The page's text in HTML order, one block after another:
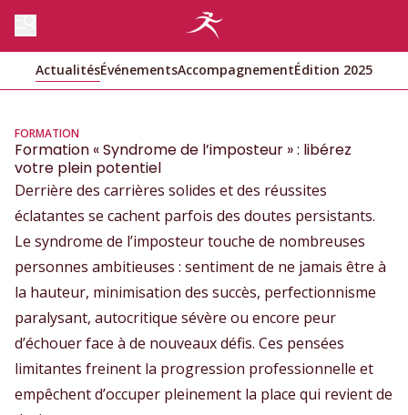
ActualitésÉvénementsAccompagnementÉdition 2025
FORMATION
Formation « Syndrome de l’imposteur » : libérez
votre plein potentiel
Derrière des carrières solides et des réussites
éclatantes se cachent parfois des doutes persistants.
Le syndrome de l’imposteur touche de nombreuses
personnes ambitieuses : sentiment de ne jamais être à
la hauteur, minimisation des succès, perfectionnisme
paralysant, autocritique sévère ou encore peur
d’échouer face à de nouveaux défis. Ces pensées
limitantes freinent la progression professionnelle et
empêchent d’occuper pleinement la place qui revient de